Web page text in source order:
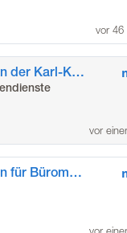
vor 46
Freiwilligendienst (FSJ/BFD) an der Karl-Kessler-Schule der Stadt Aalen
vor
Ausbildung als Kauffrau/-mann für Büromanagement (m/w/d)